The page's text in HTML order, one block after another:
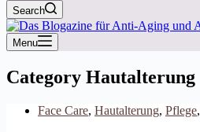
Search
Menu
Category Hautalterung
Face Care, Hautalterung, Pflege,